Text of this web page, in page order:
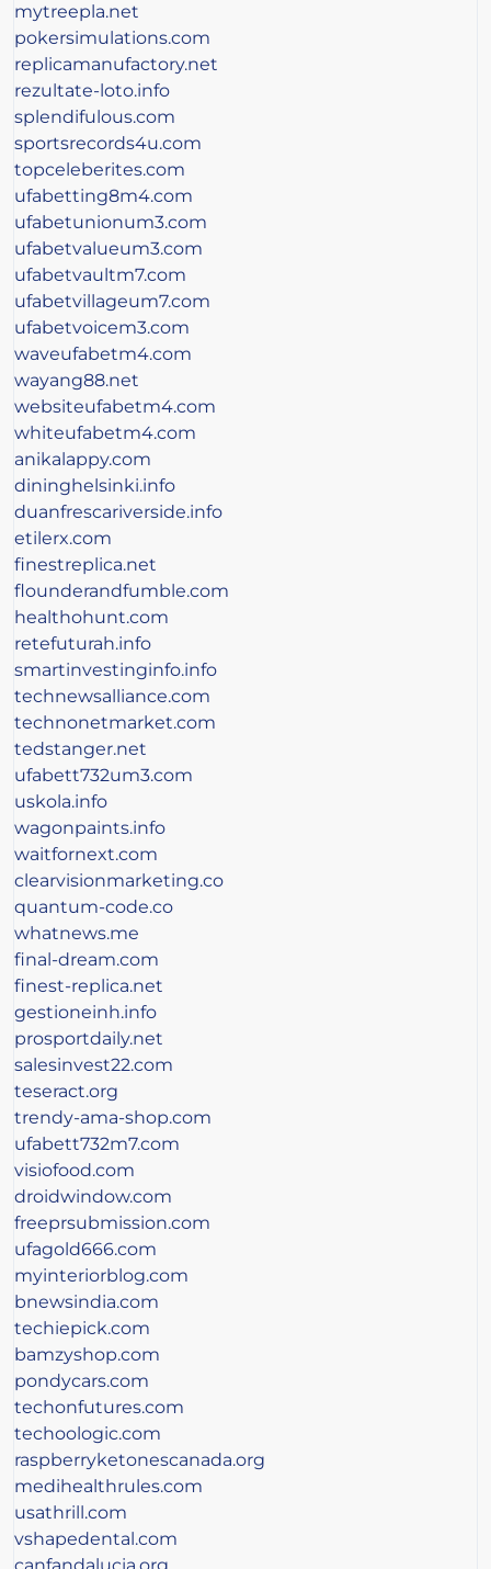
mytreepla.net
pokersimulations.com
replicamanufactory.net
rezultate-loto.info
splendifulous.com
sportsrecords4u.com
topceleberites.com
ufabetting8m4.com
ufabetunionum3.com
ufabetvalueum3.com
ufabetvaultm7.com
ufabetvillageum7.com
ufabetvoicem3.com
waveufabetm4.com
wayang88.net
websiteufabetm4.com
whiteufabetm4.com
anikalappy.com
dininghelsinki.info
duanfrescariverside.info
etilerx.com
finestreplica.net
flounderandfumble.com
healthohunt.com
retefuturah.info
smartinvestinginfo.info
technewsalliance.com
technonetmarket.com
tedstanger.net
ufabett732um3.com
uskola.info
wagonpaints.info
waitfornext.com
clearvisionmarketing.co
quantum-code.co
whatnews.me
final-dream.com
finest-replica.net
gestioneinh.info
prosportdaily.net
salesinvest22.com
teseract.org
trendy-ama-shop.com
ufabett732m7.com
visiofood.com
droidwindow.com
freeprsubmission.com
ufagold666.com
myinteriorblog.com
bnewsindia.com
techiepick.com
bamzyshop.com
pondycars.com
techonfutures.com
techoologic.com
raspberryketonescanada.org
medihealthrules.com
usathrill.com
vshapedental.com